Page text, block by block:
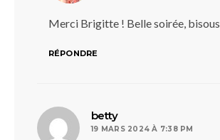
Merci Brigitte ! Belle soirée, bisous
RÉPONDRE
bettydit :
19 MARS 2024 À 7:38 PM